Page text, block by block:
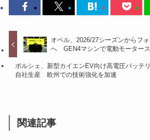
オペル、2026/27シーズンからフ
へ GEN4マシンで電動モーター
ポルシェ、新型カイエンEV向け高電圧バッテ
自社生産 欧州での技術強化を加速
関連記事